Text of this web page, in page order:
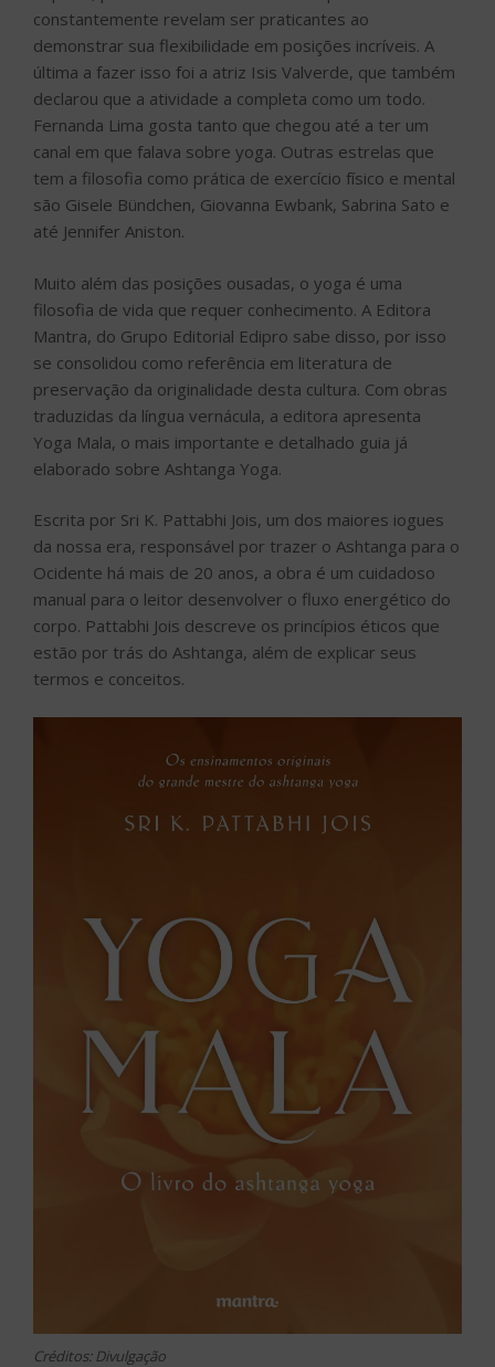
constantemente revelam ser praticantes ao
demonstrar sua flexibilidade em posições incríveis. A
última a fazer isso foi a atriz Isis Valverde, que também
declarou que a atividade a completa como um todo.
Fernanda Lima gosta tanto que chegou até a ter um
canal em que falava sobre yoga. Outras estrelas que
tem a filosofia como prática de exercício físico e mental
são Gisele Bündchen, Giovanna Ewbank, Sabrina Sato e
até Jennifer Aniston.
Muito além das posições ousadas, o yoga é uma
filosofia de vida que requer conhecimento. A Editora
Mantra, do Grupo Editorial Edipro sabe disso, por isso
se consolidou como referência em literatura de
preservação da originalidade desta cultura. Com obras
traduzidas da língua vernácula, a editora apresenta
Yoga Mala, o mais importante e detalhado guia já
elaborado sobre Ashtanga Yoga.
Escrita por Sri K. Pattabhi Jois, um dos maiores iogues
da nossa era, responsável por trazer o Ashtanga para o
Ocidente há mais de 20 anos, a obra é um cuidadoso
manual para o leitor desenvolver o fluxo energético do
corpo. Pattabhi Jois descreve os princípios éticos que
estão por trás do Ashtanga, além de explicar seus
termos e conceitos.
Créditos: Divulgação